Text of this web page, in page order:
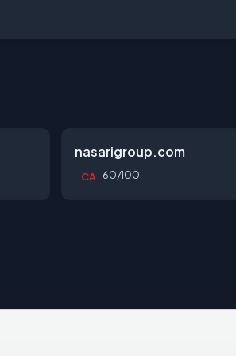
nasarigroup.com
CA 60/100